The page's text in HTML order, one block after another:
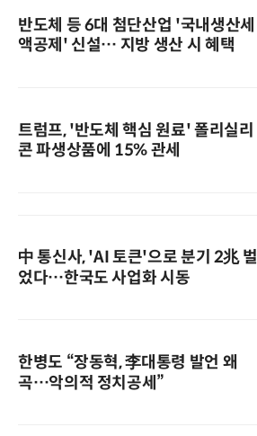
반도체 등 6대 첨단산업 '국내생산세
액공제' 신설… 지방 생산 시 혜택
트럼프, '반도체 핵심 원료' 폴리실리
콘 파생상품에 15% 관세
中 통신사, 'AI 토큰'으로 분기 2兆 벌
었다…한국도 사업화 시동
한병도 “장동혁, 李대통령 발언 왜
곡…악의적 정치공세”